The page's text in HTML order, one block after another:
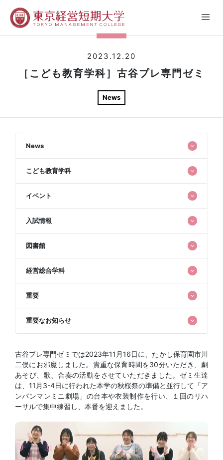
2023.12.20
［こども教育学科］古谷プレ専門ゼミ
News
News
こども教育学科
イベント
入試情報
図書館
経営総合学科
重要
重要なお知らせ
古谷プレ専門ゼミでは2023年11月16日に、たかし保育園市川
二俣にお邪魔しました。貴重な保育時間を30分いただき、劇
あそび、歌、合奏の活動をさせていただきました。ゼミ生達
は、11月3-4日に行われた本学の秋桜祭の準備と並行して「ア
ンパンマンミニ劇場」の台本や衣装制作を行い、１回のリハ
ーサルで集中練習し、本番を迎えました。